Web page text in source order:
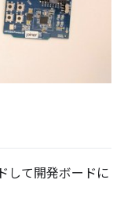
して開発ボードに